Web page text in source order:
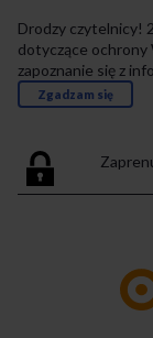
Drodzy czytelnicy!
dotyczące ochrony
zapoznanie się z
Zgadzam się